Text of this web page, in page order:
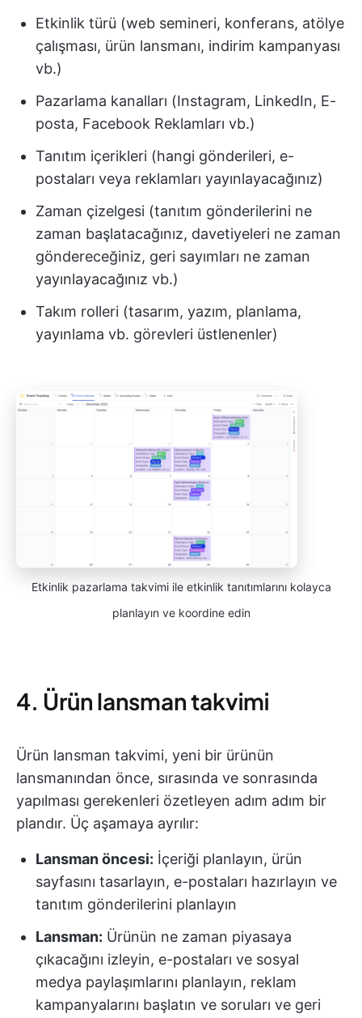
Etkinlik türü (web semineri, konferans, atölye
çalışması, ürün lansmanı, indirim kampanyası
vb.)
Pazarlama kanalları (Instagram, LinkedIn, E-
posta, Facebook Reklamları vb.)
Tanıtım içerikleri (hangi gönderileri, e-
postaları veya reklamları yayınlayacağınız)
Zaman çizelgesi (tanıtım gönderilerini ne
zaman başlatacağınız, davetiyeleri ne zaman
göndereceğiniz, geri sayımları ne zaman
yayınlayacağınız vb.)
Takım rolleri (tasarım, yazım, planlama,
yayınlama vb. görevleri üstlenenler)
Etkinlik pazarlama takvimi ile etkinlik tanıtımlarını kolayca
planlayın ve koordine edin
4. Ürün lansman takvimi
Ürün lansman takvimi, yeni bir ürünün
lansmanından önce, sırasında ve sonrasında
yapılması gerekenleri özetleyen adım adım bir
plandır. Üç aşamaya ayrılır:
Lansman öncesi: İçeriği planlayın, ürün
sayfasını tasarlayın, e-postaları hazırlayın ve
tanıtım gönderilerini planlayın
Lansman: Ürünün ne zaman piyasaya
çıkacağını izleyin, e-postaları ve sosyal
medya paylaşımlarını planlayın, reklam
kampanyalarını başlatın ve soruları ve geri